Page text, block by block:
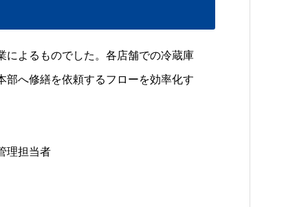
よるものでした。各店舗での冷蔵庫
へ修繕を依頼するフローを効率化す
理担当者